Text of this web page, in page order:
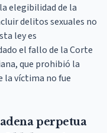
elegibilidad de la
delitos sexuales no
ley es
el fallo de la Corte
que prohibió la
la víctima no fue
perpetua